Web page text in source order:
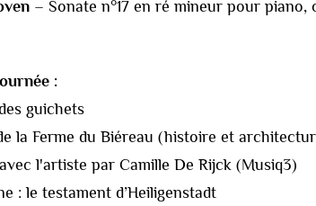
– Sonate n°17 en ré mineur pour piano,
:
guichets
la Ferme du Biéreau (histoire et
l'artiste par Camille De Rijck (Musiq3)
: le testament d’Heiligenstadt